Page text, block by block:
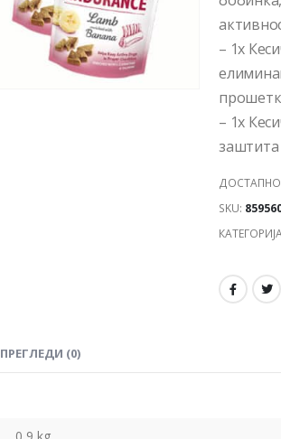
– 1x
– 1x
заштита
SKU:
ПРЕГЛЕДИ (0)